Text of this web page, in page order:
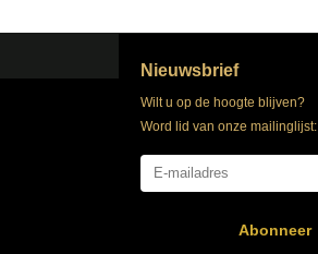
Nieuwsbrief
Wilt u op de hoogte blijven?
Word lid van onze mailinglijst:
Abonneer